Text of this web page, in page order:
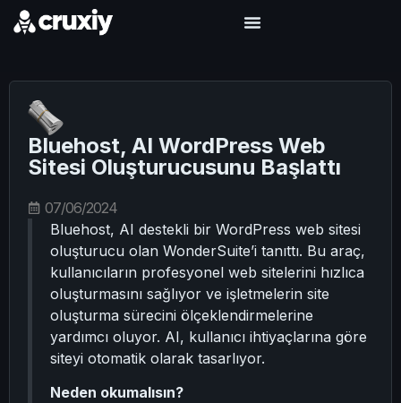
Bluehost, AI WordPress Web
Sitesi Oluşturucusunu Başlattı
07/06/2024
Bluehost, AI destekli bir WordPress web sitesi
oluşturucu olan WonderSuite’i tanıttı. Bu araç,
kullanıcıların profesyonel web sitelerini hızlıca
oluşturmasını sağlıyor ve işletmelerin site
oluşturma sürecini ölçeklendirmelerine
yardımcı oluyor. AI, kullanıcı ihtiyaçlarına göre
siteyi otomatik olarak tasarlıyor.
Neden okumalısın?